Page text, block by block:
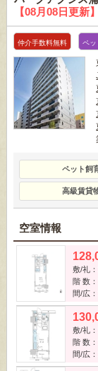
【08月08日更新】
仲介手数料無料 ペッ
ペット飼
高級賃貸
空室情報
敷/礼
階 数
間/広
敷/礼
階 数
間/広